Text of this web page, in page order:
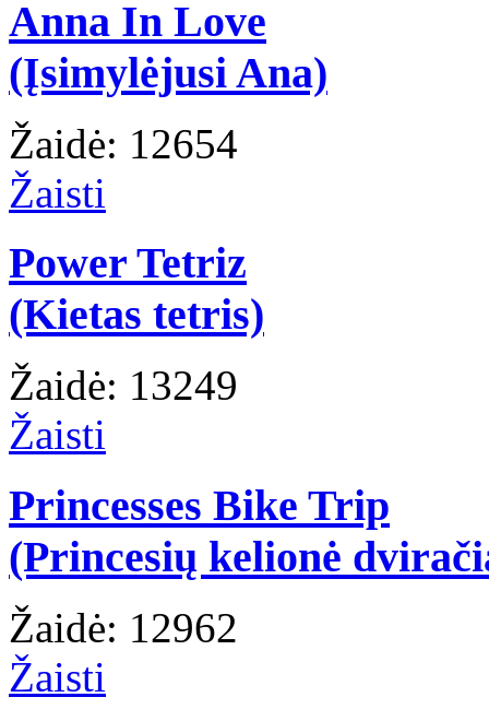
Anna In Love
(Įsimylėjusi Ana)
Žaidė: 12654
Žaisti
Power Tetriz
(Kietas tetris)
Žaidė: 13249
Žaisti
Princesses Bike Trip
(Princesių kelionė
Žaidė: 12962
Žaisti